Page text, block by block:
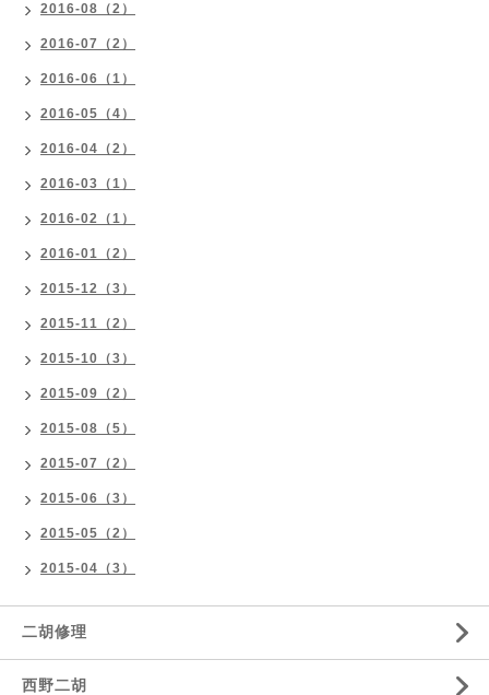
2016-08（2）
2016-07（2）
2016-06（1）
2016-05（4）
2016-04（2）
2016-03（1）
2016-02（1）
2016-01（2）
2015-12（3）
2015-11（2）
2015-10（3）
2015-09（2）
2015-08（5）
2015-07（2）
2015-06（3）
2015-05（2）
2015-04（3）
二胡修理
西野二胡